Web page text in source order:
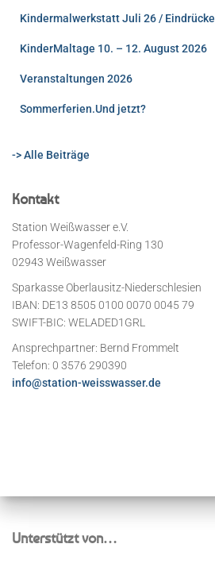
Kindermalwerkstatt Juli 26 / Eindrücke
KinderMaltage 10. – 12. August 2026
Veranstaltungen 2026
Sommerferien.Und jetzt?
-> Alle Beiträge
Kontakt
Station Weißwasser e.V.
Professor-Wagenfeld-Ring 130
02943 Weißwasser
Sparkasse Oberlausitz-Niederschlesien
IBAN: DE13 8505 0100 0070 0045 79
SWIFT-BIC: WELADED1GRL
Ansprechpartner: Bernd Frommelt
Telefon: 0 3576 290390
info@station-weisswasser.de
Unterstützt von…